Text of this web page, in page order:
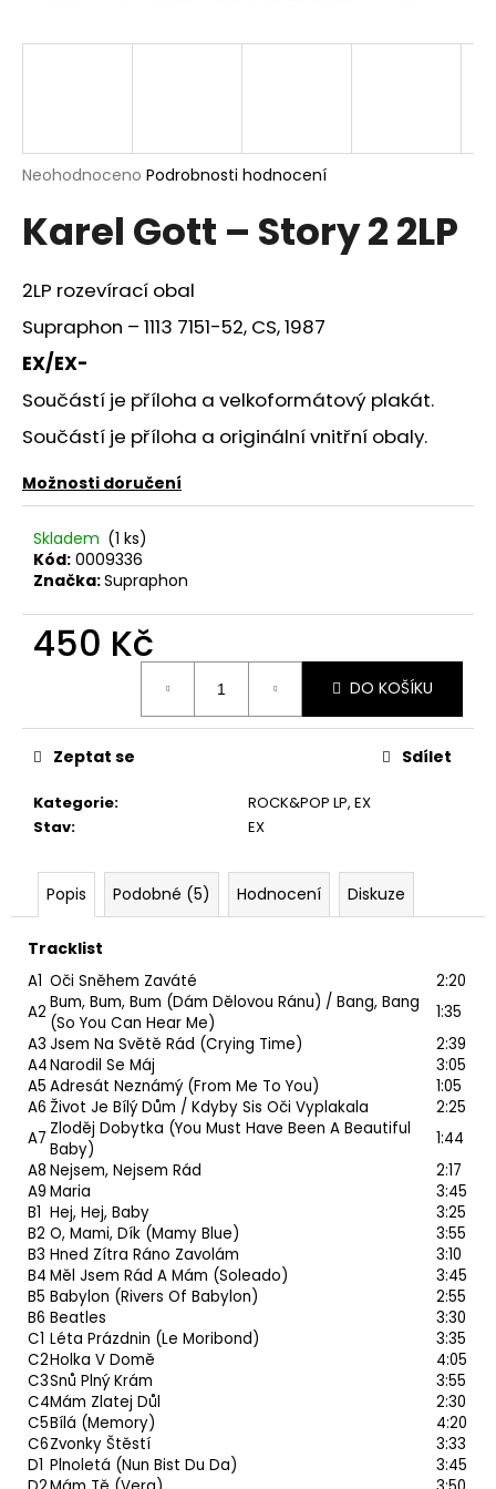
Průměrné
produktu
je
z
5
hvězdiček.
Neohodnoceno Podrobnosti hodnocení
Karel Gott – Story 2 2LP
2LP rozevírací obal
Supraphon – 1113 7151-52, CS, 1987
EX/EX-
Součástí je příloha a velkoformátový plakát.
Součástí je příloha a originální vnitřní obaly.
Možnosti doručení
Skladem (1 ks)
Kód: 0009336
Značka:Supraphon
450 Kč
DO KOŠÍKU
Kategorie: ROCK&POP LP, EX
Stav: EX
Zeptat se Sdílet
Popis Podobné (5) Hodnocení Diskuze
Tracklist
A1 Oči Sněhem Zaváté
2:20
A2 Bum, Bum, Bum (Dám Dělovou Ránu) / Bang, Bang
(So You Can Hear Me)
1:35
A3 Jsem Na Světě Rád (Crying Time)
2:39
A4Narodil Se Máj
3:05
A5 Adresát Neznámý (From Me To You)
1:05
A6 Život Je Bílý Dům / Kdyby Sis Oči Vyplakala
2:25
A7 Zloděj Dobytka (You Must Have Been A Beautiful
Baby)
1:44
A8 Nejsem, Nejsem Rád
2:17
A9 Maria
3:45
B1 Hej, Hej, Baby
3:25
B2 O, Mami, Dík (Mamy Blue)
3:55
B3 Hned Zítra Ráno Zavolám
3:10
B4 Měl Jsem Rád A Mám (Soleado)
3:45
B5 Babylon (Rivers Of Babylon)
2:55
B6 Beatles
3:30
C1 Léta Prázdnin (Le Moribond)
3:35
C2Holka V Domě
4:05
C3Snů Plný Krám
3:55
C4Mám Zlatej Důl
2:30
C5Bílá (Memory)
4:20
C6Zvonky Štěstí
3:33
D1 Plnoletá (Nun Bist Du Da)
3:45
j
?
D
o
p
o
r
u
č
e
e
–
2LP
790
Kč